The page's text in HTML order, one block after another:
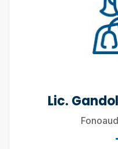
Lic.